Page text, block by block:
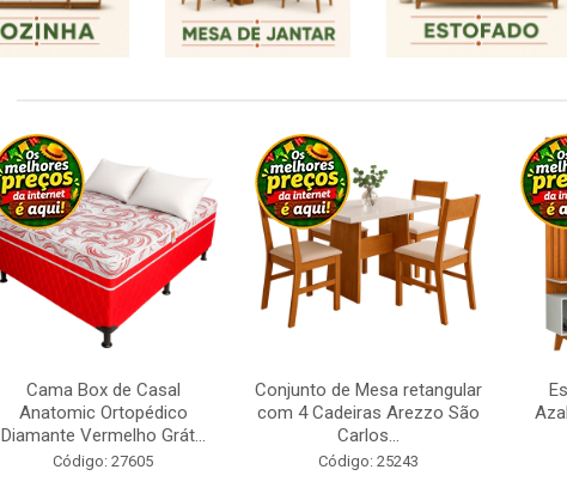
Cama Box de Casal
Anatomic Ortopédico
Diamante Vermelho Grát...
Código: 27605
Conjunto de Mesa retangular
com 4 Cadeiras Arezzo São
Carlos...
Código: 25243